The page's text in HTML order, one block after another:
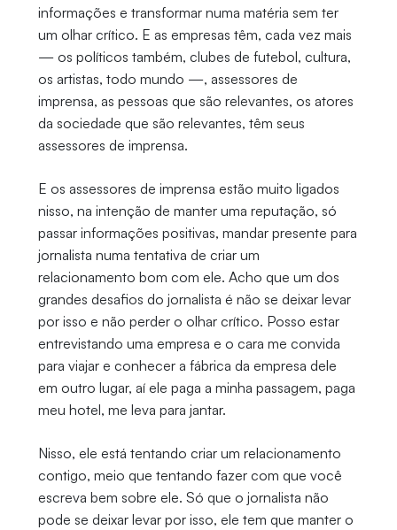
informações e transformar numa matéria sem ter
um olhar crítico. E as empresas têm, cada vez mais
— os políticos também, clubes de futebol, cultura,
os artistas, todo mundo —, assessores de
imprensa, as pessoas que são relevantes, os atores
da sociedade que são relevantes, têm seus
assessores de imprensa.
E os assessores de imprensa estão muito ligados
nisso, na intenção de manter uma reputação, só
passar informações positivas, mandar presente para
jornalista numa tentativa de criar um
relacionamento bom com ele. Acho que um dos
grandes desafios do jornalista é não se deixar levar
por isso e não perder o olhar crítico. Posso estar
entrevistando uma empresa e o cara me convida
para viajar e conhecer a fábrica da empresa dele
em outro lugar, aí ele paga a minha passagem, paga
meu hotel, me leva para jantar.
Nisso, ele está tentando criar um relacionamento
contigo, meio que tentando fazer com que você
escreva bem sobre ele. Só que o jornalista não
pode se deixar levar por isso, ele tem que manter o